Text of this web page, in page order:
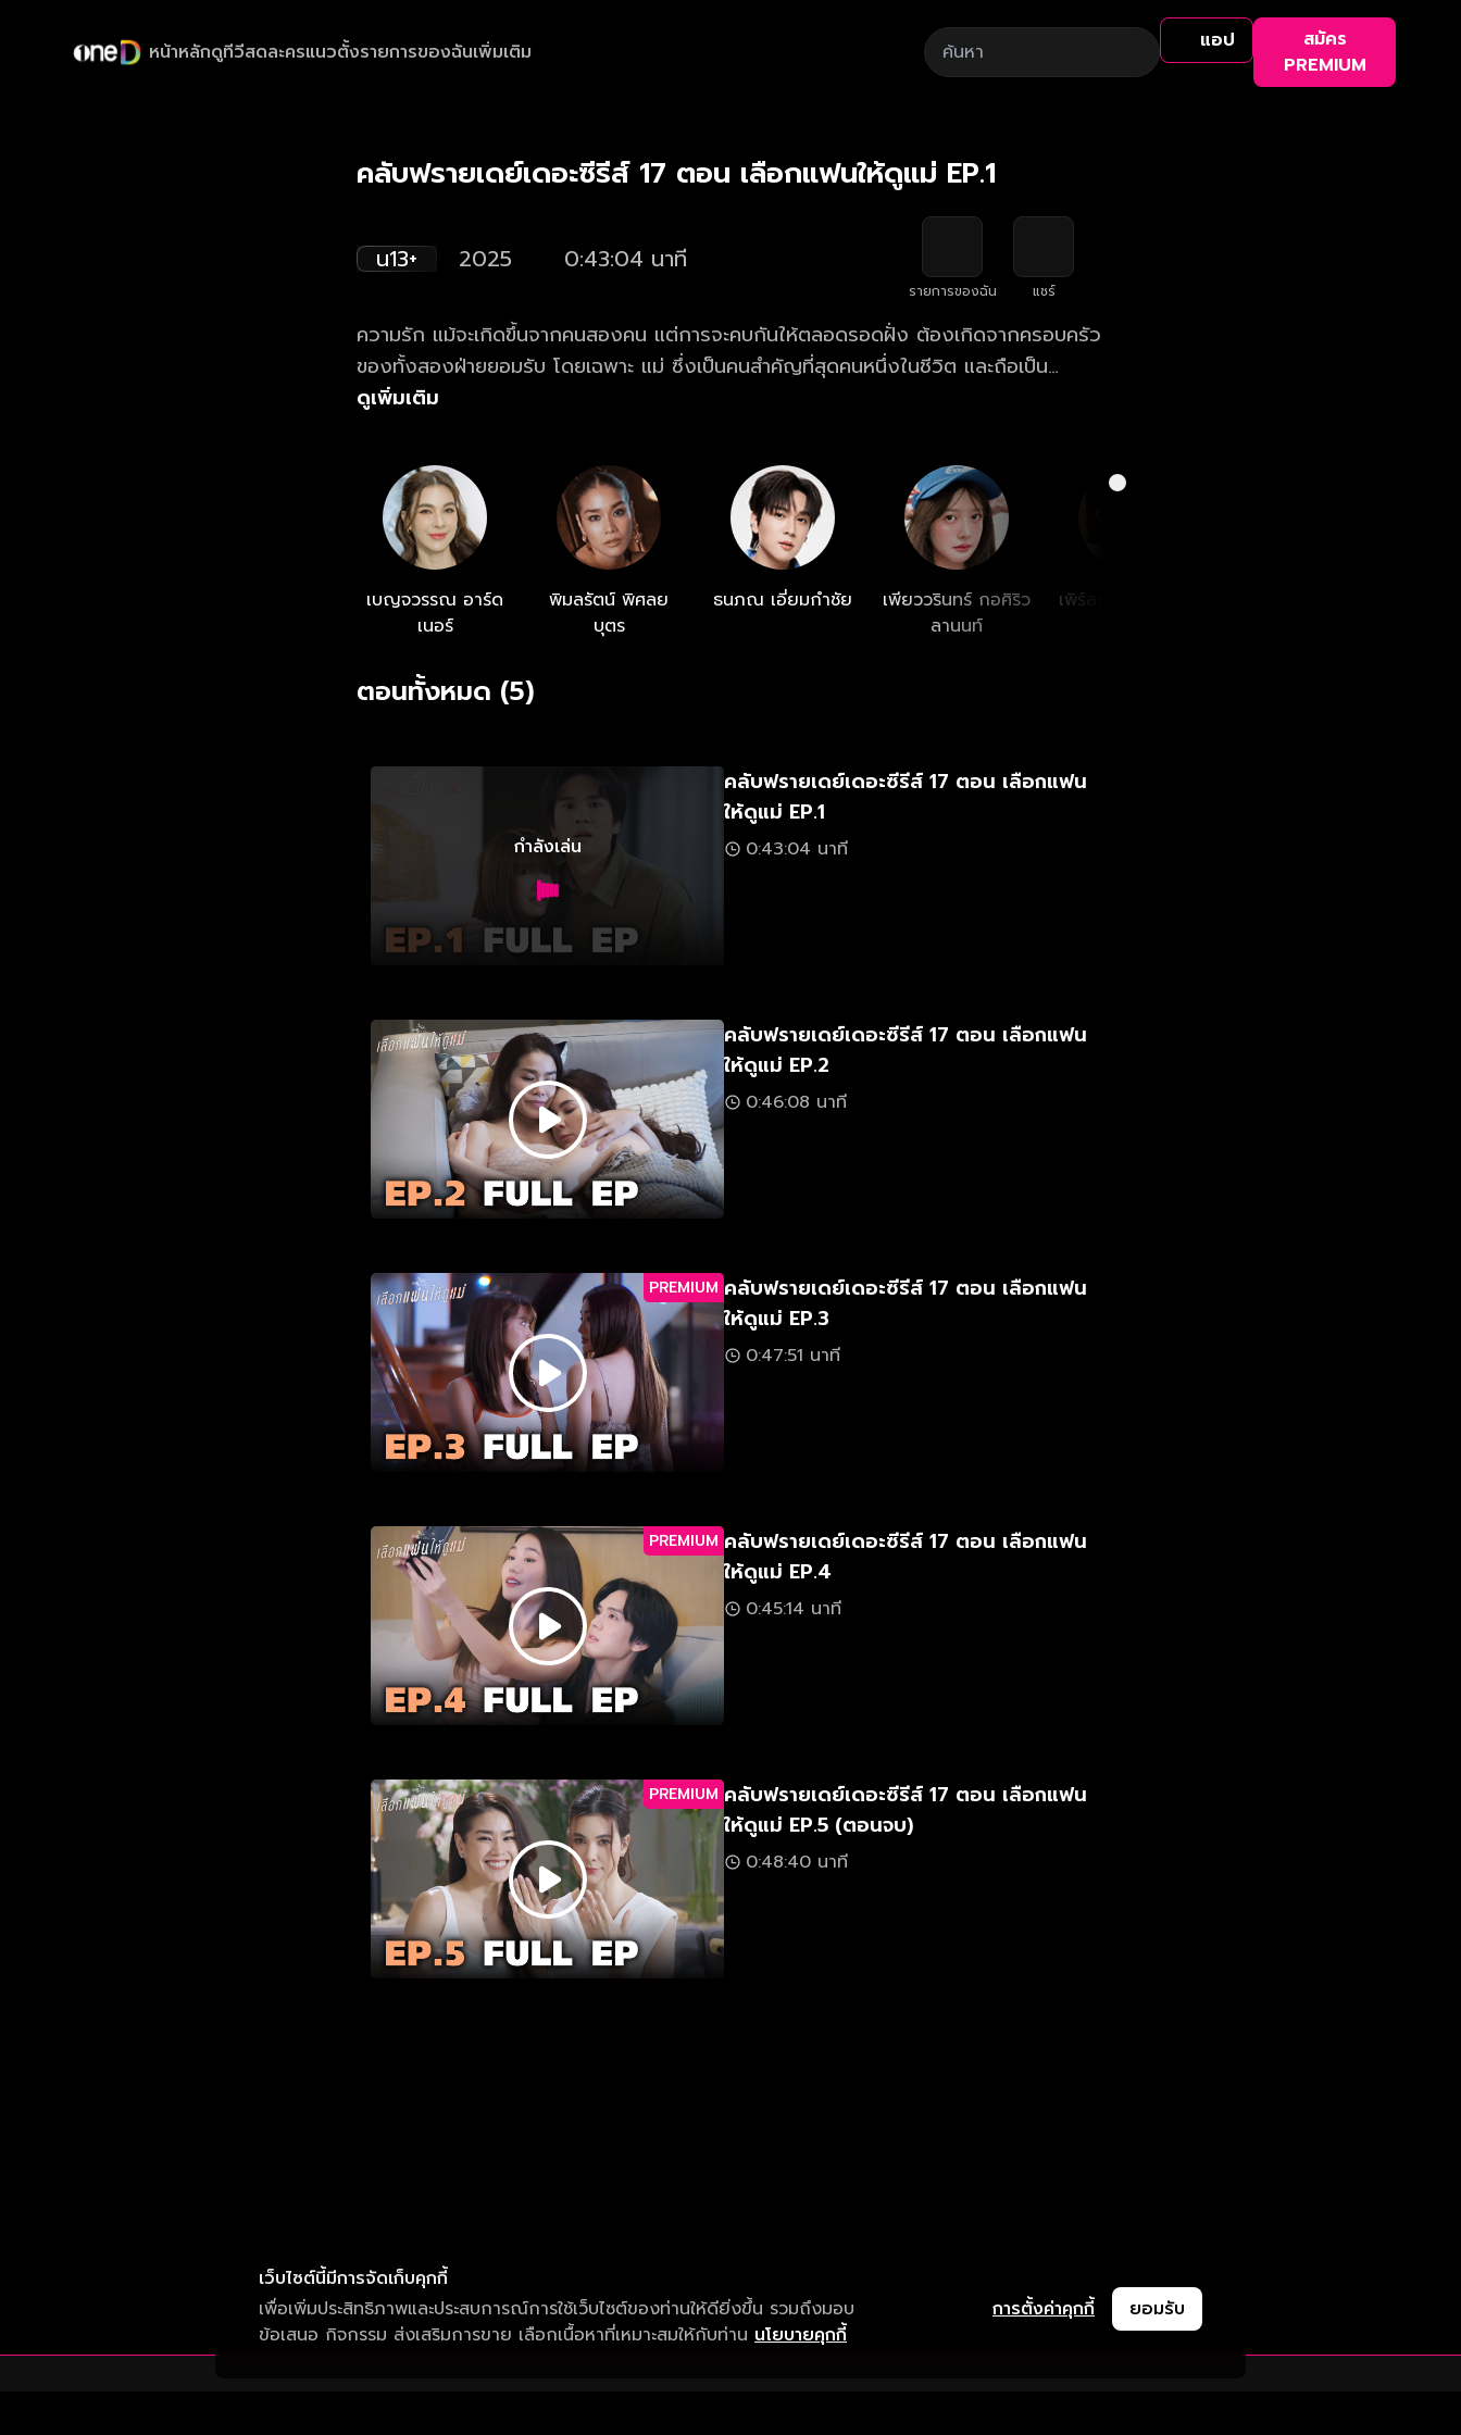
หน้าหลักดูทีวีสดละครแนวตั้งรายการของฉันเพิ่มเติม แอป
สมัคร
PREMIUM
คลับฟรายเดย์เดอะซีรีส์ 17 ตอน เลือกแฟนให้ดูแม่ EP.1
น13+ 2025 0:43:04 นาที
รายการของฉัน แชร์
ความรัก แม้จะเกิดขึ้นจากคนสองคน แต่การจะคบกันให้ตลอดรอดฝั่ง ต้องเกิดจากครอบครัว
ของทั้งสองฝ่ายยอมรับ โดยเฉพาะ แม่ ซึ่งเป็นคนสำคัญที่สุดคนหนึ่งในชีวิต และถือเป็น
ตัวแปรสำคัญที่จะทำให้ความรักไปต่อได้หรือไม่... จนหลายคนเชื่อว่าการจะเลือกคบใครเป็นแฟน
ดูเพิ่มเติม
เบญจวรรณ อาร์ด
เนอร์
พิมลรัตน์ พิศลย
บุตร
ธนภณ เอี่ยมกำชัย
เพียววรินทร์ กอศิริว
ลานนท์
เพิร์ลรดา งามรุ่งศิริ
ตอนทั้งหมด (5)
กำลังเล่น
คลับฟรายเดย์เดอะซีรีส์ 17 ตอน เลือกแฟน
ให้ดูแม่ EP.1
0:43:04 นาที
คลับฟรายเดย์เดอะซีรีส์ 17 ตอน เลือกแฟน
ให้ดูแม่ EP.2
0:46:08 นาที
PREMIUM คลับฟรายเดย์เดอะซีรีส์ 17 ตอน เลือกแฟน
ให้ดูแม่ EP.3
0:47:51 นาที
PREMIUM คลับฟรายเดย์เดอะซีรีส์ 17 ตอน เลือกแฟน
ให้ดูแม่ EP.4
0:45:14 นาที
PREMIUM คลับฟรายเดย์เดอะซีรีส์ 17 ตอน เลือกแฟน
ให้ดูแม่ EP.5 (ตอนจบ)
0:48:40 นาที
เว็บไซต์นี้มีการจัดเก็บคุกกี้
เพื่อเพิ่มประสิทธิภาพและประสบการณ์การใช้เว็บไซต์ของท่านให้ดียิ่งขึ้น รวมถึงมอบ
ข้อเสนอ กิจกรรม ส่งเสริมการขาย เลือกเนื้อหาที่เหมาะสมให้กับท่าน นโยบายคุกกี้
การตั้งค่าคุกกี้ ยอมรับ